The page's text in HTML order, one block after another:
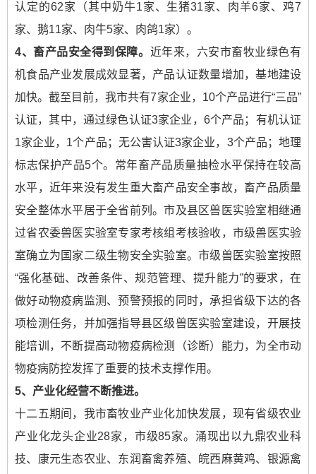
认定的62家（其中奶牛1家、生猪31家、肉羊6家、鸡7
家、鹅11家、肉牛5家、肉鸽1家）。
4、畜产品安全得到保障。 近年来，六安市畜牧业绿色有
机食品产业发展成效显著，产品认证数量增加，基地建设
加快。截至目前，我市共有7家企业，10个产品进行“三品”
认证，其中，通过绿色认证3家企业，6个产品；有机认证
1家企业，1个产品；无公害认证3家企业，3个产品；地理
标志保护产品5个。常年畜产品质量抽检水平保持在较高
水平，近年来没有发生重大畜产品安全事故，畜产品质量
安全整体水平居于全省前列。市及县区兽医实验室相继通
过省农委兽医实验室专家考核组考核验收，市级兽医实验
室确立为国家二级生物安全实验室。市级兽医实验室按照
“强化基础、改善条件、规范管理、提升能力”的要求，在
做好动物疫病监测、预警预报的同时，承担省级下达的各
项检测任务，并加强指导县区级兽医实验室建设，开展技
能培训，不断提高动物疫病检测（诊断）能力，为全市动
物疫病防控发挥了重要的技术支撑作用。
5、产业化经营不断推进。
十二五期间，我市畜牧业产业化加快发展，现有省级农业
产业化龙头企业28家，市级85家。涌现出以九鼎农业科
技、康元生态农业、东润畜禽养殖、皖西麻黄鸡、银源禽